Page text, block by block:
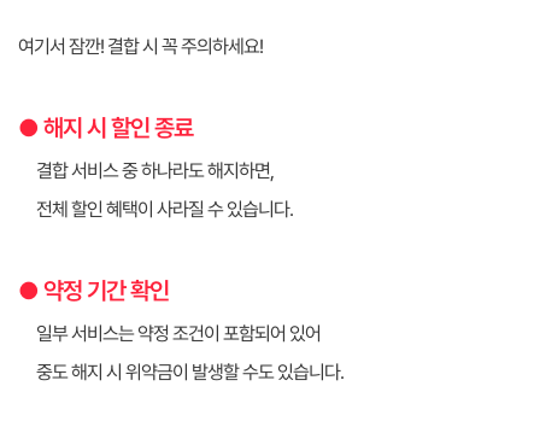
여기서 잠깐! 결합 시 꼭 주의하세요!
● 해지 시 할인 종료
결합 서비스 중 하나라도 해지하면,
전체 할인 혜택이 사라질 수 있습니다.
● 약정 기간 확인
일부 서비스는 약정 조건이 포함되어 있어
중도 해지 시 위약금이 발생할 수도 있습니다.